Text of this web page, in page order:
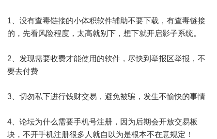
1、没有查毒链接的小体积软件辅助不要下载，有查毒链接
的，先看风险程度，太高就别下，想下就开启影子系统。
2、发现需要收费才能使用的软件，尽快到举报区举报，不
要去付费
3、切勿私下进行钱财交易，避免被骗，发生不愉快的事情
4、论坛为什么需要手机号注册，因为后期会开放交易板
块，不开手机注册很多人就自以为是根本不在意规定！